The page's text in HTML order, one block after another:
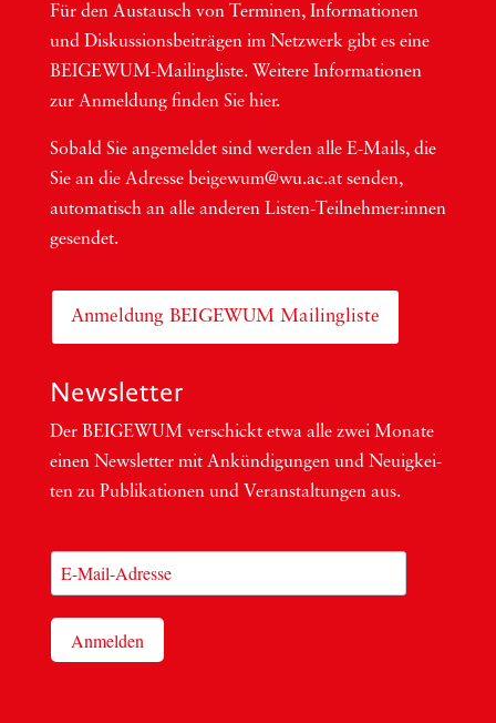
Für den Aus­tausch von Ter­mi­nen, Infor­ma­tio­nen
und Dis­kus­si­ons­bei­trä­gen im Netzwerk gibt es eine
BEI­GEWUM-Mai­ling­lis­te. Wei­te­re Infor­ma­tio­nen
zur Anmel­dung fin­den Sie hier.
Sobald Sie ange­mel­det sind wer­den alle E-Mails, die
Sie an die Adres­se beigewum@wu.ac.at sen­den,
auto­ma­tisch an alle ande­ren Lis­ten-Teil­neh­me­r:in­nen
gesendet.
Anmeldung BEIGEWUM Mailingliste
Newsletter
Der BEIGEWUM ver­schickt etwa alle zwei Mona­te
einen News­let­ter mit Ankün­di­gun­gen und Neu­ig­kei­
ten zu Publi­ka­tio­nen und Ver­an­stal­tun­gen aus.